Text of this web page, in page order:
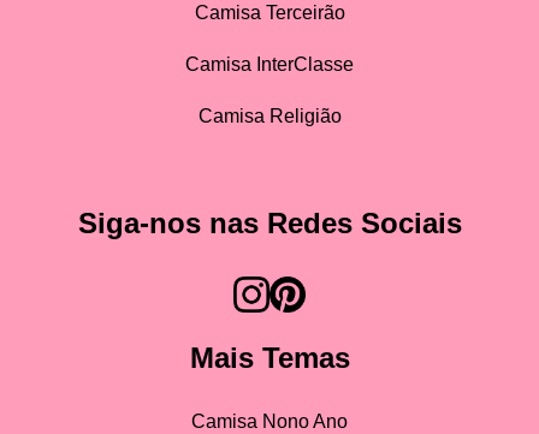
Camisa Terceirão
Camisa InterClasse
Camisa Religião
Siga-nos nas Redes Sociais
Mais Temas
Camisa Nono Ano